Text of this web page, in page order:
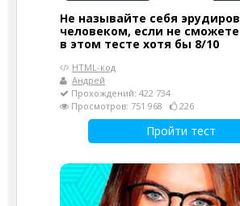
Не называйте себя
человеком, если не
в этом тесте хотя бы 8/10
HTML-код
Андрей
Прохождений: 422 734
Просмотров: 751 968
226
Пройти тест